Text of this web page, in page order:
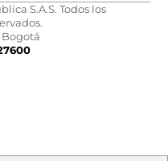
S.A.S. Todos los
Bogotá